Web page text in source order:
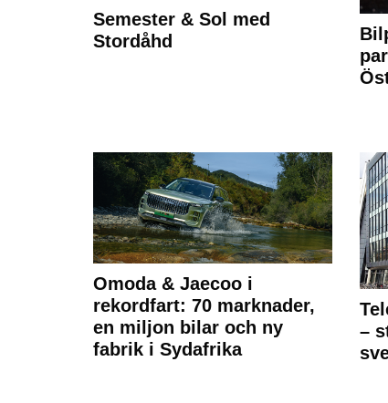
Semester & Sol med
Stordåhd
Omoda & Jaecoo i
rekordfart: 70 marknader,
en miljon bilar och ny
fabrik i Sydafrika
–